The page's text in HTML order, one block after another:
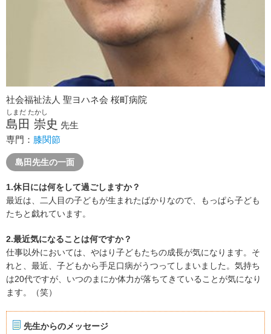
社会福祉法人 聖ヨハネ会 桜町病院
しまだ たかし
島田 崇史 先生
専門： 膝関節
島田先生の一面
1.休日には何をして過ごしますか？
最近は、二人目の子どもが生まれたばかりなので、もっぱら子ども
たちと戯れています。
2.最近気になることは何ですか？
仕事以外においては、やはり子どもたちの成長が気になります。そ
れと、最近、子どもから手足口病がうつってしまいました。気持ち
は20代ですが、いつのまにか体力が落ちてきていることが気になり
ます。（笑）
先生からのメッセージ